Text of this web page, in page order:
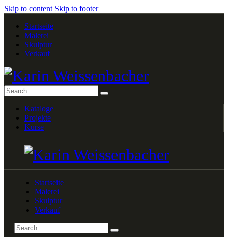
Skip to content Skip to footer
Startseite
Malerei
Skulptur
Verkauf
Kataloge
Projekte
Kurse
Startseite
Malerei
Skulptur
Verkauf